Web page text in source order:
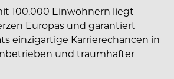
100.000 Einwohnern liegt
Europas und garantiert
einzigartige Karrierechancen in
und traumhafter